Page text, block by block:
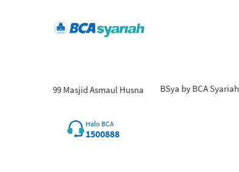
99 Masjid Asmaul Husna BSya by BCA Syariah
Halo BCA
1500888